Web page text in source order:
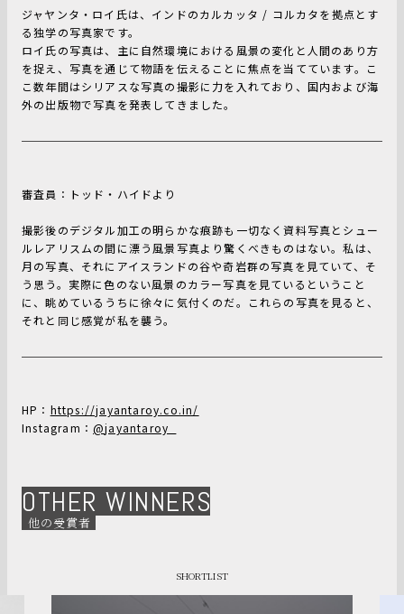
ジャヤンタ・ロイ氏は、インドのカルカッタ / コルカタを拠点とす
る独学の写真家です。
ロイ氏の写真は、主に自然環境における風景の変化と人間のあり方
を捉え、写真を通じて物語を伝えることに焦点を当てています。こ
こ数年間はシリアスな写真の撮影に力を入れており、国内および海
外の出版物で写真を発表してきました。
審査員：トッド・ハイドより
撮影後のデジタル加工の明らかな痕跡も一切なく資料写真とシュー
ルレアリスムの間に漂う風景写真より驚くべきものはない。私は、
月の写真、それにアイスランドの谷や奇岩群の写真を見ていて、そ
う思う。実際に色のない風景のカラー写真を見ているということ
に、眺めているうちに徐々に気付くのだ。これらの写真を見ると、
それと同じ感覚が私を襲う。
HP： https://jayantaroy.co.in/
Instagram： @jayantaroy_
OTHER WINNERS
他の受賞者
SHORTLIST